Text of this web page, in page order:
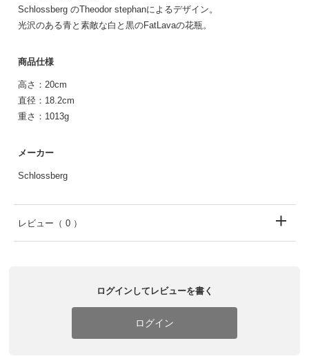
Schlossberg のTheodor stephanによるデザイン。
光沢のある青と素敵な白と黒のFatLavaの花瓶。
商品仕様
高さ：20cm
直径：18.2cm
重さ：1013g
メーカー
Schlossberg
レビュー （ 0 ）
ログインしてレビューを書く
ログイン